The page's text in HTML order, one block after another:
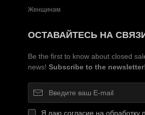
Женщинам
ОСТАВАЙТЕСЬ НА
Be the first to know about closed
news! Subscribe to the
Я даю согласие на обработку